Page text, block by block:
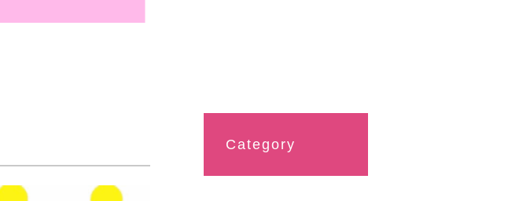
Category